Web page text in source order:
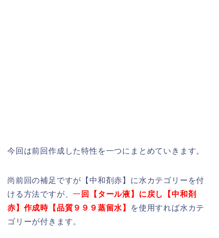
今回は前回作成した特性を一つにまとめていきます。
尚前回の補足ですが【中和剤赤】に水カテゴリーを付
ける方法ですが、一 回【タール液】に戻し【中和剤
赤】作成時【品質９９９蒸留水】
を使用すれば水カテ
ゴリーが付きます。